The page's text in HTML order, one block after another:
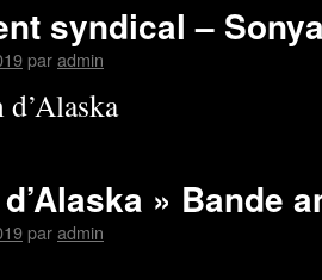
syndical –
paradmin
» Bande
paradmin